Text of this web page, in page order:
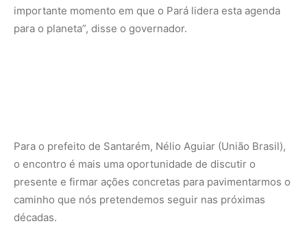
importante momento em que o Pará lidera esta agenda
para o planeta”, disse o governador.
Para o prefeito de Santarém, Nélio Aguiar (União Brasil),
o encontro é mais uma oportunidade de discutir o
presente e firmar ações concretas para pavimentarmos o
caminho que nós pretendemos seguir nas próximas
décadas.